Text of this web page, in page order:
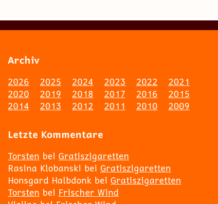
Archiv
2026 2025 2024 2023 2022
2021
2020
2019 2018 2017 2016
2015
2014
2013 2012 2011 2010 2009
Letzte Kommentare
Torsten bei Gratiszigaretten
Rasina Klobanski bei Gratiszigaretten
Honsgard Halbdonk bei Gratiszigaretten
Torsten bei Frischer Wind